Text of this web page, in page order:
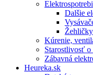
Dalšie
Žehličky
Kúrenie,
Starostlivosť o
Zábavná
Heureka.sk